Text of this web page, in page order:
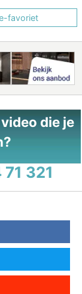
favoriet
die je
321